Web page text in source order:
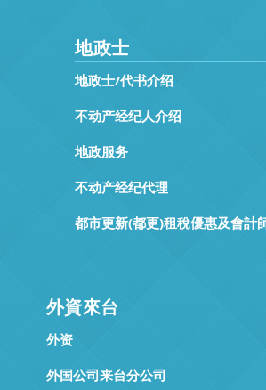
地政士
地政士/代书介绍
不动产经纪人介绍
地政服务
不动产经纪代理
都市更新(都更)租稅優惠及會計
外資來台
外资
外国公司来台分公司